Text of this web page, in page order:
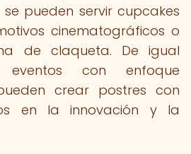
pueden servir cupcakes
cinematográficos o
de claqueta. De igual
con enfoque
crear postres con
en la innovación y la